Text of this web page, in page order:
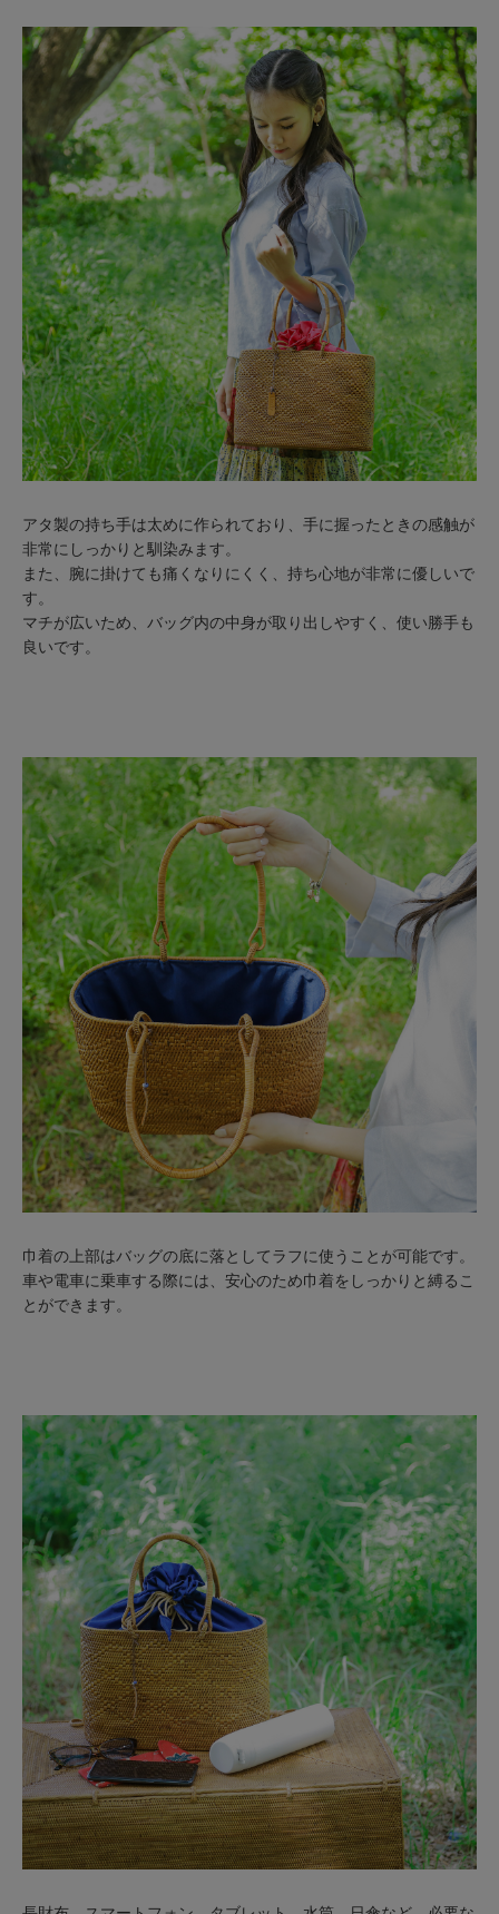
アタ製の持ち手は太めに作られており、手に握ったときの感触が
非常にしっかりと馴染みます。
また、腕に掛けても痛くなりにくく、持ち心地が非常に優しいで
す。
マチが広いため、バッグ内の中身が取り出しやすく、使い勝手も
良いです。
巾着の上部はバッグの底に落としてラフに使うことが可能です。
車や電車に乗車する際には、安心のため巾着をしっかりと縛るこ
とができます。